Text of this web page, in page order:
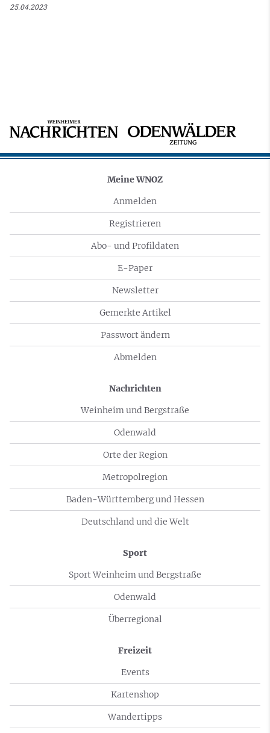
25.04.2023
Meine WNOZ
Anmelden
Registrieren
Abo- und Profildaten
E-Paper
Newsletter
Gemerkte Artikel
Passwort ändern
Abmelden
Nachrichten
Weinheim und Bergstraße
Odenwald
Orte der Region
Metropolregion
Baden-Württemberg und Hessen
Deutschland und die Welt
Sport
Sport Weinheim und Bergstraße
Odenwald
Überregional
Freizeit
Events
Kartenshop
Wandertipps